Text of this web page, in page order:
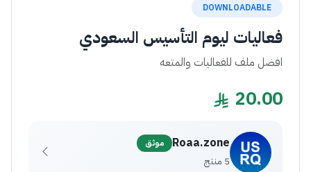
DOWNLOADABLE
فعاليات ليوم التأسيس السعودي
افضل ملف للفعاليات والمتعه
20.00
Roaa.zone موثق
5 منتج